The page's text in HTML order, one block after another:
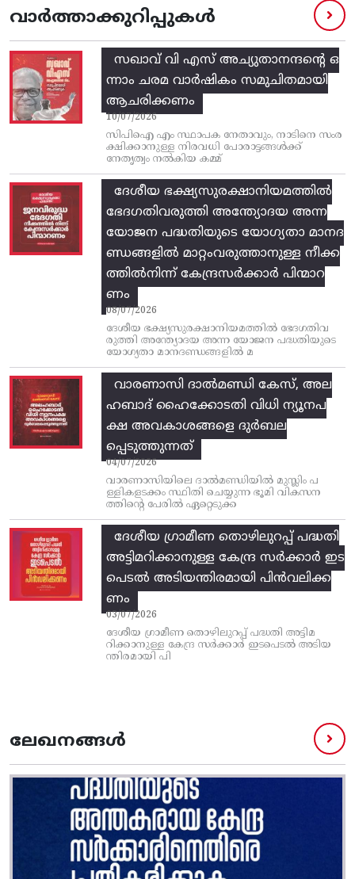
വാർത്താക്കുറിപ്പുകൾ
സഖാവ് വി എസ്‌ അച്യുതാനന്ദന്റെ ഒ
ന്നാം ചരമ വാര്‍ഷികം സമുചിതമായി
ആചരിക്കണം
10/07/2026
സിപിഐ എം സ്ഥാപക നേതാവും, നാടിനെ സംര
ക്ഷിക്കാനുള്ള നിരവധി പോരാട്ടങ്ങള്‍ക്ക്‌
നേതൃത്വം നല്‍കിയ കമ്മ്
ദേശീയ ഭക്ഷ്യസുരക്ഷാനിയമത്തിൽ
ഭേദഗതിവരുത്തി അന്ത്യോദയ അന്ന
യോജന പദ്ധതിയുടെ യോഗ്യതാ മാനദ
ണ്ഡങ്ങളിൽ മാറ്റംവരുത്താനുള്ള നീക്ക
ത്തിൽനിന്ന്‌ കേന്ദ്രസർക്കാർ പിന്മാറ
ണം
08/07/2026
ദേശീയ ഭക്ഷ്യസുരക്ഷാനിയമത്തിൽ ഭേദഗതിവ
രുത്തി അന്ത്യോദയ അന്ന യോജന പദ്ധതിയുടെ
യോഗ്യതാ മാനദണ്ഡങ്ങളിൽ മ
വാരണാസി ദാൽമണ്ഡി കേസ്, അല
ഹബാദ് ഹൈക്കോടതി വിധി ന്യൂനപ
ക്ഷ അവകാശങ്ങളെ ദുർബല
പ്പെടുത്തുന്നത്
04/07/2026
വാരണാസിയിലെ ദാൽമണ്ഡിയിൽ മുസ്ലിം പ
ള്ളികളടക്കം സ്ഥിതി ചെയ്യുന്ന ഭൂമി വികസന
ത്തിന്റെ പേരിൽ ഏറ്റെടുക്ക
ദേശീയ ഗ്രാമീണ തൊഴിലുറപ്പ്‌ പദ്ധതി
അട്ടിമറിക്കാനുള്ള കേന്ദ്ര സര്‍ക്കാര്‍ ഇട
പെടല്‍ അടിയന്തിരമായി പിന്‍വലിക്ക
ണം
03/07/2026
ദേശീയ ഗ്രാമീണ തൊഴിലുറപ്പ്‌ പദ്ധതി അട്ടിമ
റിക്കാനുള്ള കേന്ദ്ര സര്‍ക്കാര്‍ ഇടപെടല്‍ അടിയ
ന്തിരമായി പി
ലേഖനങ്ങൾ